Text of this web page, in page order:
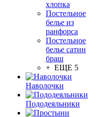
хлопка
Постельное
белье из
ранфорса
Постельное
белье сатин
браш
+ ЕЩЕ 5
Наволочки
Пододеяльники